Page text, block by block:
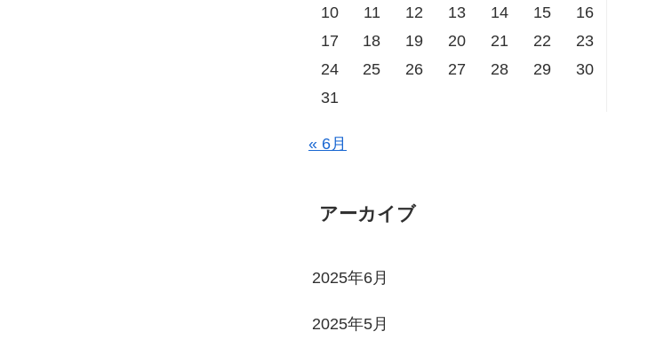
10
11 12 13 14 15
16
17
18 19 20 21 22
23
24
25 26 27 28 29
30
31
« 6月
アーカイブ
2025年6月
2025年5月